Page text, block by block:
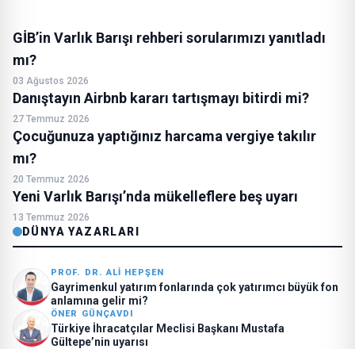
GİB’in Varlık Barışı rehberi sorularımızı yanıtladı
mı?
03 Ağustos 2026
Danıştayın Airbnb kararı tartışmayı bitirdi mi?
27 Temmuz 2026
Çocuğunuza yaptığınız harcama vergiye takılır
mı?
20 Temmuz 2026
Yeni Varlık Barışı’nda mükelleflere beş uyarı
13 Temmuz 2026
DÜNYA YAZARLARI
PROF. DR. ALI HEPŞEN
Gayrimenkul yatırım fonlarında çok yatırımcı büyük fon
anlamına gelir mi?
ÖNER GÜNÇAVDI
Türkiye İhracatçılar Meclisi Başkanı Mustafa
Gültepe’nin uyarısı